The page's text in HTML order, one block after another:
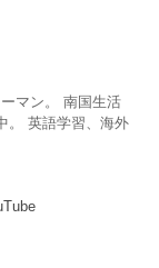
マン。 南国生活
。 英語学習、海外